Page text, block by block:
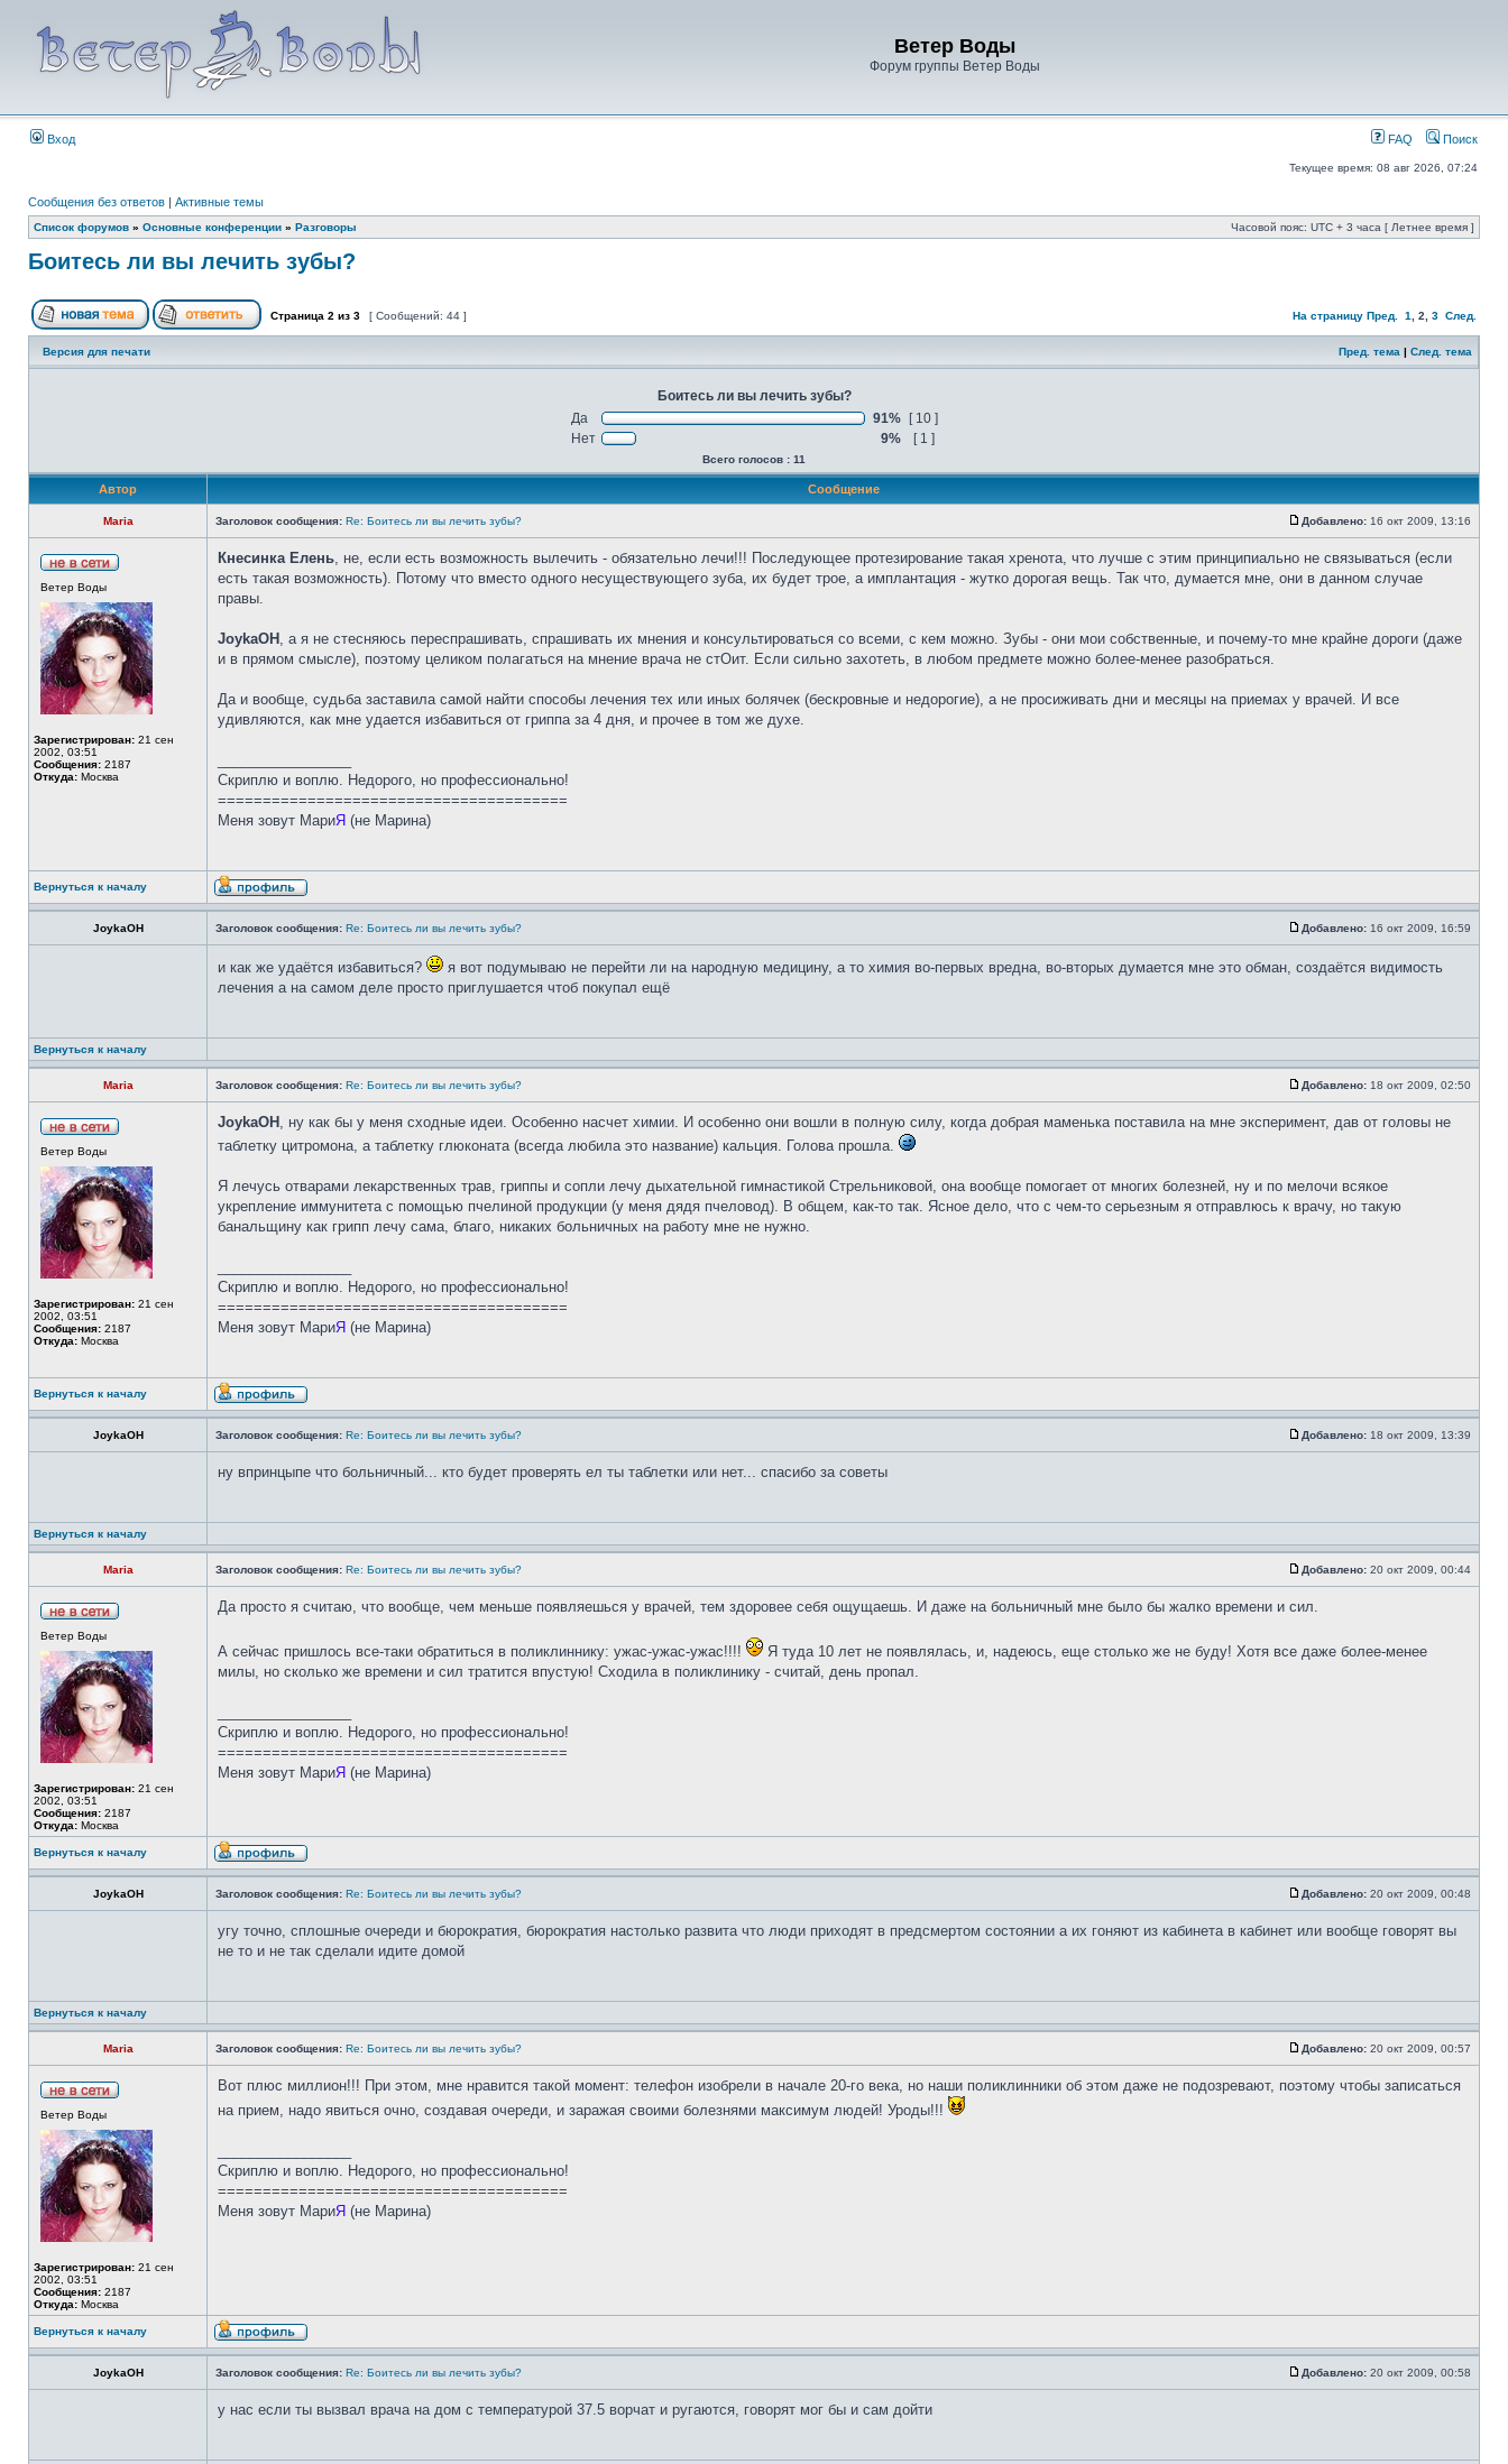
Ветер Воды
Форум группы Ветер Воды
Вход FAQ Поиск
Текущее время: 08 авг 2026, 07:24
Сообщения без ответов | Активные темы
Список форумов » Основные конференции » Разговоры Часовой пояс: UTC + 3 часа [ Летнее время ]
Боитесь ли вы лечить зубы?
Страница 2 из 3 [ Сообщений: 44 ] На страницу Пред. 1 2 3 След.
Версия для печати Пред. тема | След. тема
Боитесь ли вы лечить зубы?
Да
91%
[ 10 ]
Нет
9% [ 1 ]
Всего голосов : 11
Автор Сообщение
Maria Заголовок сообщения: Re: Боитесь ли вы лечить зубы? Добавлено: 16 окт 2009, 13:16
Ветер Воды
Зарегистрирован: 21 сен
2002, 03:51
Сообщения: 2187
Откуда: Москва
Кнесинка Елень, не, если есть возможность вылечить - обязательно лечи!!! Последующее протезирование такая хренота, что лучше с этим принципиально не связываться (если
есть такая возможность). Потому что вместо одного несуществующего зуба, их будет трое, а имплантация - жутко дорогая вещь. Так что, думается мне, они в данном случае
правы.
JoykaOH , а я не стесняюсь переспрашивать, спрашивать их мнения и консультироваться со всеми, с кем можно. Зубы - они мои собственные, и почему-то мне крайне дороги (даже
и в прямом смысле), поэтому целиком полагаться на мнение врача не стОит. Если сильно захотеть, в любом предмете можно более-менее разобраться.
Да и вообще, судьба заставила самой найти способы лечения тех или иных болячек (бескровные и недорогие), а не просиживать дни и месяцы на приемах у врачей. И все
удивляются, как мне удается избавиться от гриппа за 4 дня, и прочее в том же духе.
Скриплю и воплю. Недорого, но профессионально!
=======================================
Меня зовут МариЯ (не Марина)
Вернуться к началу
JoykaOH Заголовок сообщения: Re: Боитесь ли вы лечить зубы? Добавлено: 16 окт 2009, 16:59
и как же удаётся избавиться?
я вот подумываю не перейти ли на народную медицину, а то химия во-первых вредна, во-вторых думается мне это обман, создаётся видимость
лечения а на самом деле просто приглушается чтоб покупал ещё
Вернуться к началу
Maria Заголовок сообщения: Re: Боитесь ли вы лечить зубы? Добавлено: 18 окт 2009, 02:50
Ветер Воды
Зарегистрирован: 21 сен
2002, 03:51
Сообщения: 2187
Откуда: Москва
JoykaOH , ну как бы у меня сходные идеи. Особенно насчет химии. И особенно они вошли в полную силу, когда добрая маменька поставила на мне эксперимент, дав от головы не
таблетку цитромона, а таблетку глюконата (всегда любила это название) кальция. Голова прошла.
Я лечусь отварами лекарственных трав, гриппы и сопли лечу дыхательной гимнастикой Стрельниковой, она вообще помогает от многих болезней, ну и по мелочи всякое
укрепление иммунитета с помощью пчелиной продукции (у меня дядя пчеловод). В общем, как-то так. Ясное дело, что с чем-то серьезным я отправлюсь к врачу, но такую
банальщину как грипп лечу сама, благо, никаких больничных на работу мне не нужно.
Скриплю и воплю. Недорого, но профессионально!
=======================================
Меня зовут МариЯ (не Марина)
Вернуться к началу
JoykaOH Заголовок сообщения: Re: Боитесь ли вы лечить зубы? Добавлено: 18 окт 2009, 13:39
ну впринцыпе что больничный... кто будет проверять ел ты таблетки или нет... спасибо за советы
Вернуться к началу
Maria Заголовок сообщения: Re: Боитесь ли вы лечить зубы? Добавлено: 20 окт 2009, 00:44
Ветер Воды
Зарегистрирован: 21 сен
2002, 03:51
Сообщения: 2187
Откуда: Москва
Да просто я считаю, что вообще, чем меньше появляешься у врачей, тем здоровее себя ощущаешь. И даже на больничный мне было бы жалко времени и сил.
А сейчас пришлось все-таки обратиться в поликлиннику: ужас-ужас-ужас!!!!
Я туда 10 лет не появлялась, и, надеюсь, еще столько же не буду! Хотя все даже более-менее
милы, но сколько же времени и сил тратится впустую! Сходила в поликлинику - считай, день пропал.
Скриплю и воплю. Недорого, но профессионально!
=======================================
Меня зовут МариЯ (не Марина)
Вернуться к началу
JoykaOH Заголовок сообщения: Re: Боитесь ли вы лечить зубы? Добавлено: 20 окт 2009, 00:48
угу точно, сплошные очереди и бюрократия, бюрократия настолько развита что люди приходят в предсмертом состоянии а их гоняют из кабинета в кабинет или вообще говорят вы
не то и не так сделали идите домой
Вернуться к началу
Maria Заголовок сообщения: Re: Боитесь ли вы лечить зубы? Добавлено: 20 окт 2009, 00:57
Ветер Воды
Зарегистрирован: 21 сен
2002, 03:51
Сообщения: 2187
Откуда: Москва
Вот плюс миллион!!! При этом, мне нравится такой момент: телефон изобрели в начале 20-го века, но наши поликлинники об этом даже не подозревают, поэтому чтобы записаться
на прием, надо явиться очно, создавая очереди, и заражая своими болезнями максимум людей! Уроды!!!
Скриплю и воплю. Недорого, но профессионально!
=======================================
Меня зовут МариЯ (не Марина)
Вернуться к началу
JoykaOH Заголовок сообщения: Re: Боитесь ли вы лечить зубы? Добавлено: 20 окт 2009, 00:58
у нас если ты вызвал врача на дом с температурой 37.5 ворчат и ругаются, говорят мог бы и сам дойти